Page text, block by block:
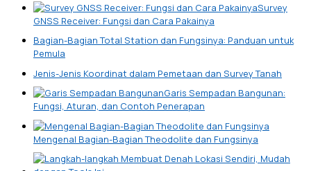
Survey
GNSS Receiver: Fungsi dan Cara Pakainya
Bagian-Bagian Total Station dan Fungsinya: Panduan untuk
Pemula
Jenis-Jenis Koordinat dalam Pemetaan dan Survey Tanah
Garis Sempadan Bangunan:
Fungsi, Aturan, dan Contoh Penerapan
Mengenal Bagian-Bagian Theodolite dan Fungsinya